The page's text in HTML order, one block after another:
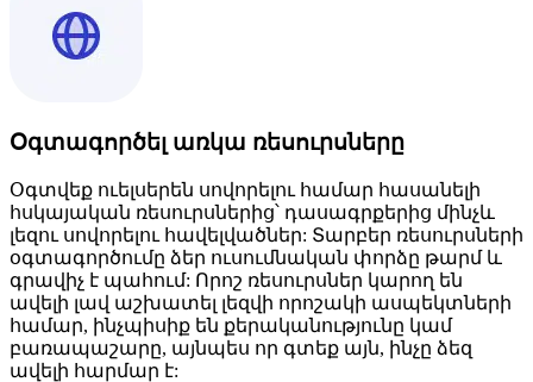
Օգտագործել առկա ռեսուրսները
Օգտվեք ուելսերեն սովորելու համար հասանելի
հսկայական ռեսուրսներից՝ դասագրքերից մինչև
լեզու սովորելու հավելվածներ: Տարբեր ռեսուրսների
օգտագործումը ձեր ուսումնական փորձը թարմ և
գրավիչ է պահում: Որոշ ռեսուրսներ կարող են
ավելի լավ աշխատել լեզվի որոշակի ասպեկտների
համար, ինչպիսիք են քերականությունը կամ
բառապաշարը, այնպես որ գտեք այն, ինչը ձեզ
ավելի հարմար է: